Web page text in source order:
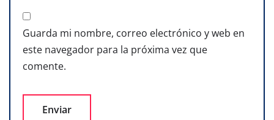
Guarda mi nombre, correo electrónico y web en
este navegador para la próxima vez que
comente.